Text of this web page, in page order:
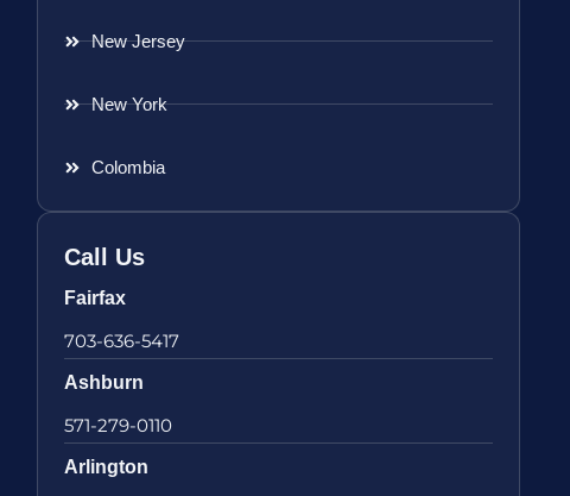
New Jersey
New York
Colombia
Call Us
Fairfax
703-636-5417
Ashburn
571-279-0110
Arlington